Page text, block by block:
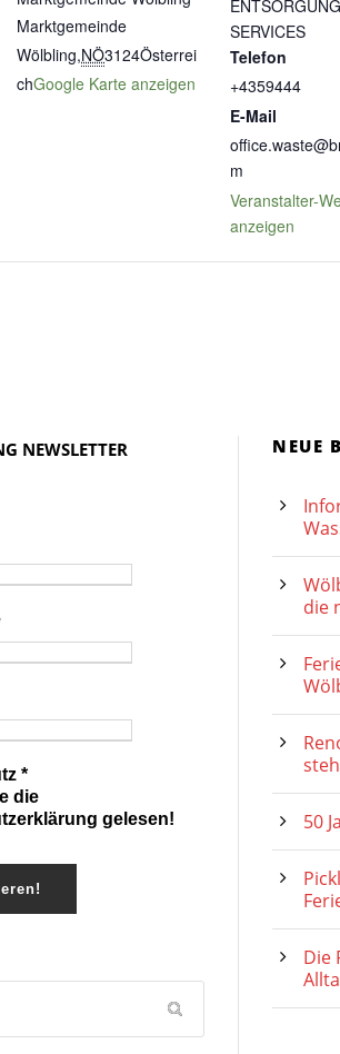
Marktgemeinde
Wölbling,NÖ3124Österrei
chGoogle Karte anzeigen
SERVICES
Telefon
+4359444
E-Mail
m
Veranstalter-
anzeigen
NEWSLETTER
*
die
gelesen!
NEUE
die
50
Die